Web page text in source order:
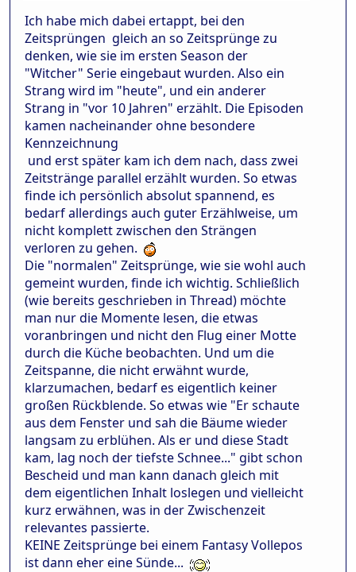
Ich habe mich dabei ertappt, bei den
Zeitsprüngen gleich an so Zeitsprünge zu
denken, wie sie im ersten Season der
"Witcher" Serie eingebaut wurden. Also ein
Strang wird im "heute", und ein anderer
Strang in "vor 10 Jahren" erzählt. Die Episoden
kamen nacheinander ohne besondere
Kennzeichnung
und erst später kam ich dem nach, dass zwei
Zeitstränge parallel erzählt wurden. So etwas
finde ich persönlich absolut spannend, es
bedarf allerdings auch guter Erzählweise, um
nicht komplett zwischen den Strängen
verloren zu gehen.
Die "normalen" Zeitsprünge, wie sie wohl auch
gemeint wurden, finde ich wichtig. Schließlich
(wie bereits geschrieben in Thread) möchte
man nur die Momente lesen, die etwas
voranbringen und nicht den Flug einer Motte
durch die Küche beobachten. Und um die
Zeitspanne, die nicht erwähnt wurde,
klarzumachen, bedarf es eigentlich keiner
großen Rückblende. So etwas wie "Er schaute
aus dem Fenster und sah die Bäume wieder
langsam zu erblühen. Als er und diese Stadt
kam, lag noch der tiefste Schnee..." gibt schon
Bescheid und man kann danach gleich mit
dem eigentlichen Inhalt loslegen und vielleicht
kurz erwähnen, was in der Zwischenzeit
relevantes passierte.
KEINE Zeitsprünge bei einem Fantasy Vollepos
ist dann eher eine Sünde...